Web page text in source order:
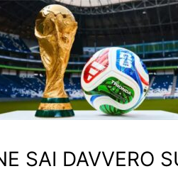
SAI DAVVERO